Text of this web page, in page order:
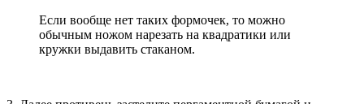
Если вообще нет таких формочек, то можно
обычным ножом нарезать на квадратики или
кружки выдавить стаканом.